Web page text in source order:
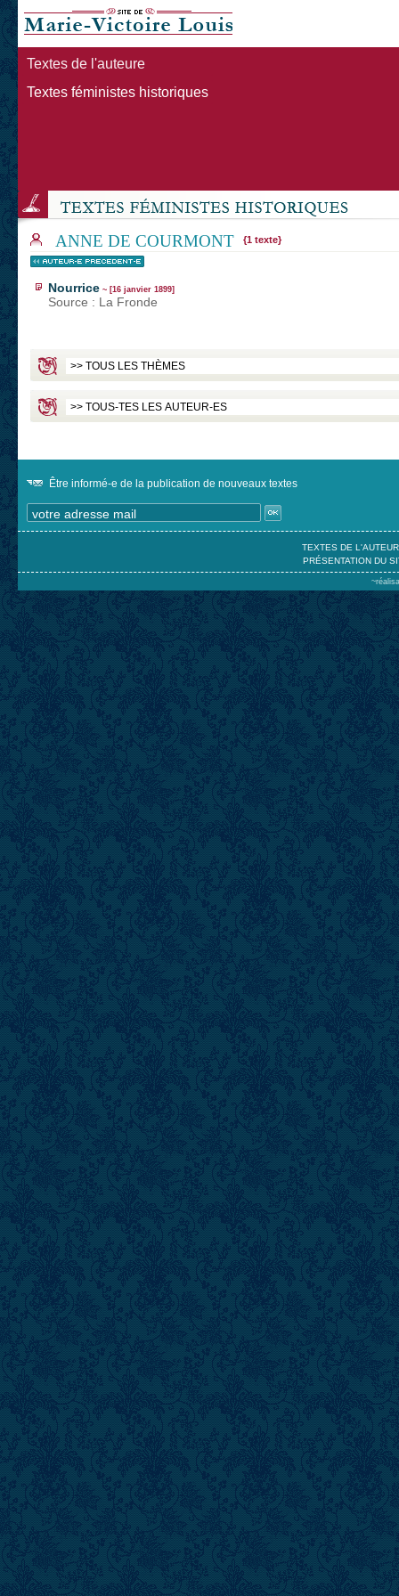
Textes de l'auteure
Textes féministes historiques
ANNE DE COURMONT {1 texte}
Nourrice~ [16 janvier 1899]
Source : La Fronde
Être informé-e de la publication de nouveaux textes
TEXTES DE
PRÉSENTATION DU